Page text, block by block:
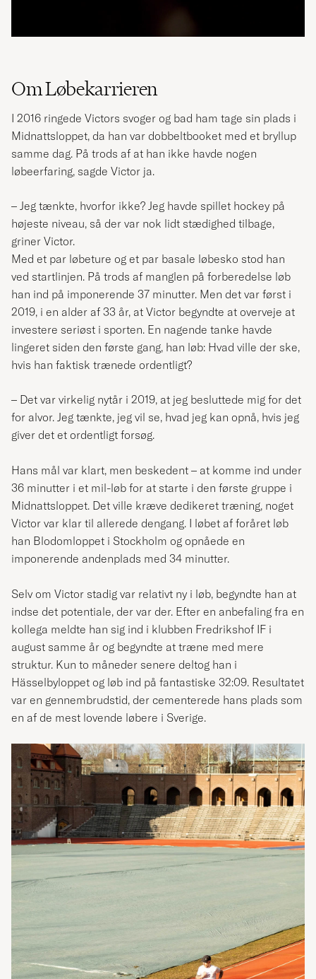
Om Løbekarrieren
I 2016 ringede Victors svoger og bad ham tage sin plads i
Midnattsloppet, da han var dobbeltbooket med et bryllup
samme dag. På trods af at han ikke havde nogen
løbeerfaring, sagde Victor ja.
– Jeg tænkte, hvorfor ikke? Jeg havde spillet hockey på
højeste niveau, så der var nok lidt stædighed tilbage,
griner Victor.
Med et par løbeture og et par basale løbesko stod han
ved startlinjen. På trods af manglen på forberedelse løb
han ind på imponerende 37 minutter. Men det var først i
2019, i en alder af 33 år, at Victor begyndte at overveje at
investere seriøst i sporten. En nagende tanke havde
lingeret siden den første gang, han løb: Hvad ville der ske,
hvis han faktisk trænede ordentligt?
– Det var virkelig nytår i 2019, at jeg besluttede mig for det
for alvor. Jeg tænkte, jeg vil se, hvad jeg kan opnå, hvis jeg
giver det et ordentligt forsøg.
Hans mål var klart, men beskedent – at komme ind under
36 minutter i et mil-løb for at starte i den første gruppe i
Midnattsloppet. Det ville kræve dedikeret træning, noget
Victor var klar til allerede dengang. I løbet af foråret løb
han Blodomloppet i Stockholm og opnåede en
imponerende andenplads med 34 minutter.
Selv om Victor stadig var relativt ny i løb, begyndte han at
indse det potentiale, der var der. Efter en anbefaling fra en
kollega meldte han sig ind i klubben Fredrikshof IF i
august samme år og begyndte at træne med mere
struktur. Kun to måneder senere deltog han i
Hässelbyloppet og løb ind på fantastiske 32:09. Resultatet
var en gennembrudstid, der cementerede hans plads som
en af de mest lovende løbere i Sverige.